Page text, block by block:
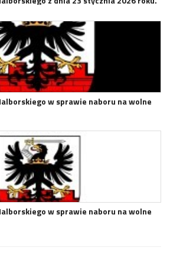
w sprawie naboru na wolne
w sprawie naboru na wolne